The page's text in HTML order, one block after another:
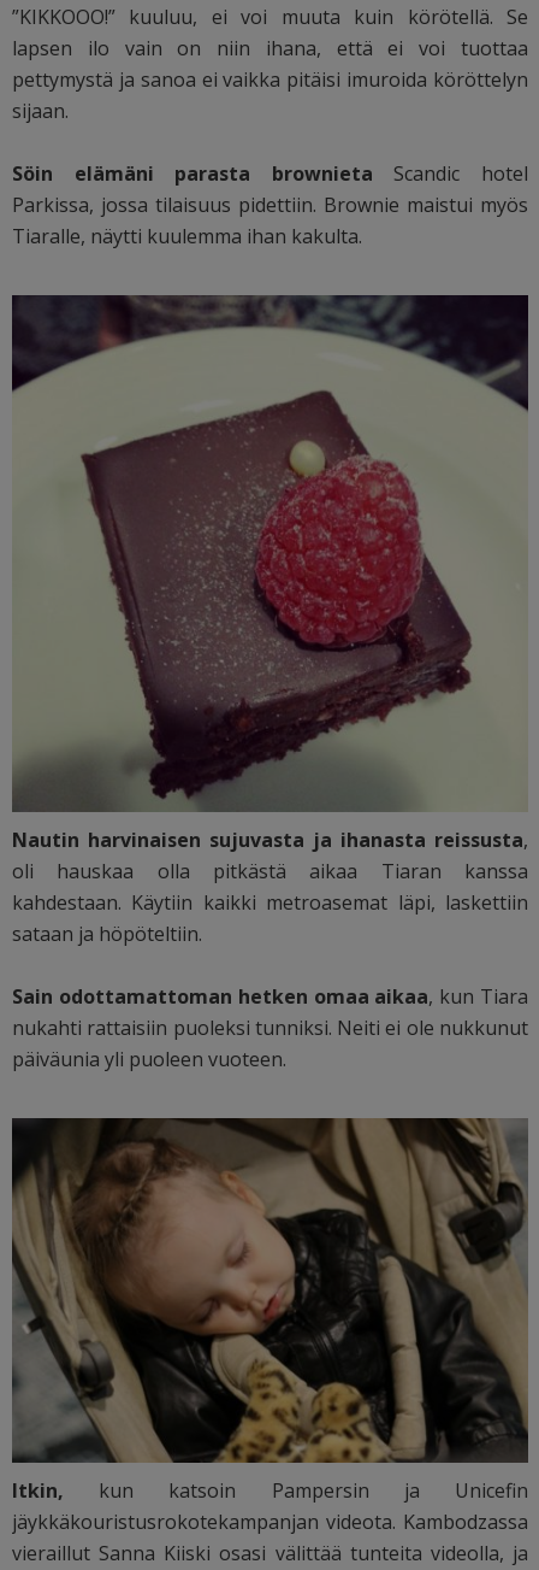
”KIKKOOO!” kuuluu, ei voi muuta kuin körötellä. Se
lapsen ilo vain on niin ihana, että ei voi tuottaa
pettymystä ja sanoa ei vaikka pitäisi imuroida köröttelyn
sijaan.
Söin elämäni parasta brownieta Scandic hotel
Parkissa, jossa tilaisuus pidettiin. Brownie maistui myös
Tiaralle, näytti kuulemma ihan kakulta.
Nautin harvinaisen sujuvasta ja ihanasta reissusta,
oli hauskaa olla pitkästä aikaa Tiaran kanssa
kahdestaan. Käytiin kaikki metroasemat läpi, laskettiin
sataan ja höpöteltiin.
Sain odottamattoman hetken omaa aikaa, kun Tiara
nukahti rattaisiin puoleksi tunniksi. Neiti ei ole nukkunut
päiväunia yli puoleen vuoteen.
Itkin, kun katsoin Pampersin ja Unicefin
jäykkäkouristusrokotekampanjan videota. Kambodzassa
vieraillut Sanna Kiiski osasi välittää tunteita videolla, ja